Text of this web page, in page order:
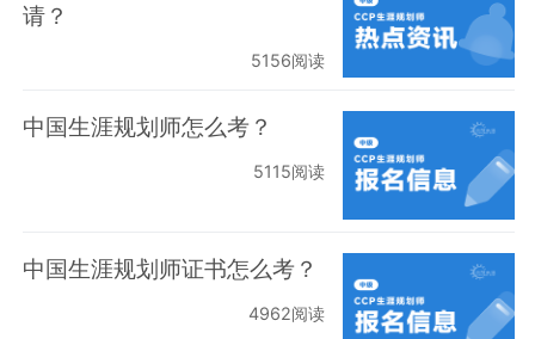
请？
5156阅读
中国生涯规划师怎么考？
5115阅读
中国生涯规划师证书怎么考？
4962阅读